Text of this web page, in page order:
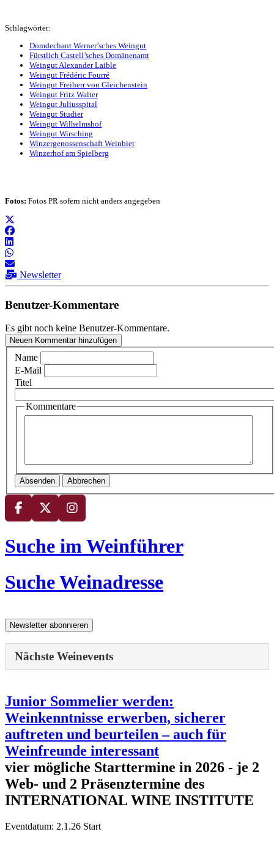
Schlagwörter:
Domdechant Werner’sches Weingut
Fürstlich Castell’sches Domänenamt
Weingut Alexander Laible
Weingut Frédéric Fourré
Weingut Freiherr von Gleichenstein
Weingut Fritz Walter
Weingut Juliusspital
Weingut Studier
Weingut Wilhelmshof
Weingut Wirsching
Winzergenossenschaft Weinbiet
Winzerhof am Spielberg
Fotos: Fotos PR sofern nicht anders angegeben
Newsletter
Benutzer-Kommentare
Es gibt noch keine Benutzer-Kommentare.
Neuen Kommentar hinzufügen
Name
E-Mail
Titel
Kommentare
Absenden Abbrechen
Suche im Weinführer
Suche Weinadresse
Nächste Weinevents
Junior Sommelier werden:
Weinkenntnisse erwerben, sicherer
auftreten und beurteilen – auch für
Weinfreunde interessant
vier mögliche Starttermine in 2026 - je 2
Web- und 2 Präsenztermine des
INTERNATIONAL WINE INSTITUTE
Eventdatum: 2.1.26 Start